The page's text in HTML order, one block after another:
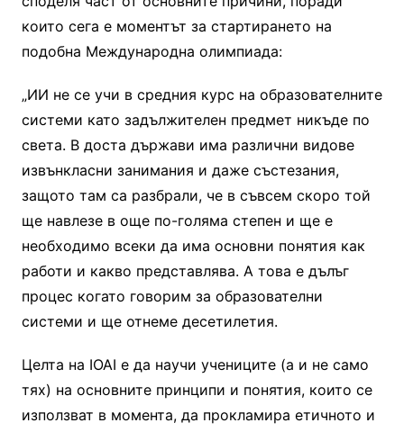
които сега е моментът за стартирането на
подобна Международна олимпиада:
„ИИ не се учи в средния курс на образователните
системи като задължителен предмет никъде по
света. В доста държави има различни видове
извънкласни занимания и даже състезания,
защото там са разбрали, че в съвсем скоро той
ще навлезе в още по-голяма степен и ще е
необходимо всеки да има основни понятия как
работи и какво представлява. А това е дълъг
процес когато говорим за образователни
системи и ще отнеме десетилетия.
Целта на IOAI е да научи учениците (а и не само
тях) на основните принципи и понятия, които се
използват в момента, да прокламира етичното и